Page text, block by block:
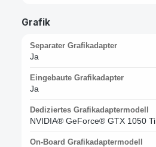
Grafik
Separater Grafikadapter
Ja
Eingebaute Grafikadapter
Ja
Dediziertes Grafikadaptermodell
NVIDIA® GeForce® GTX 1050 Ti
On-Board Grafikadaptermodell